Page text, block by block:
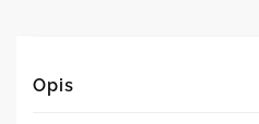
Opis